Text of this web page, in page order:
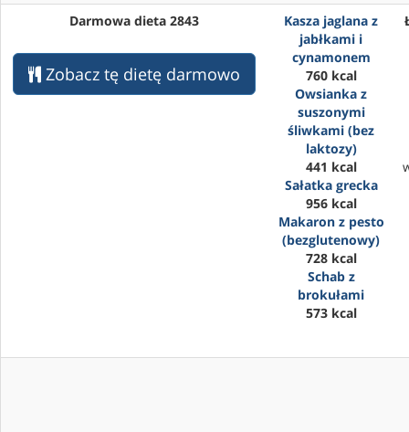
Darmowa dieta 2843
Zobacz tę dietę darmowo
Kasza jaglana z
jabłkami i
cynamonem
760 kcal
Owsianka z
suszonymi
śliwkami (bez
laktozy)
441 kcal
Sałatka grecka
956 kcal
Makaron z pesto
(bezglutenowy)
728 kcal
Schab z
brokułami
573 kcal